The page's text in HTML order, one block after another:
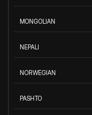
MONGOLIAN
NEPALI
NORWEGIAN
PASHTO